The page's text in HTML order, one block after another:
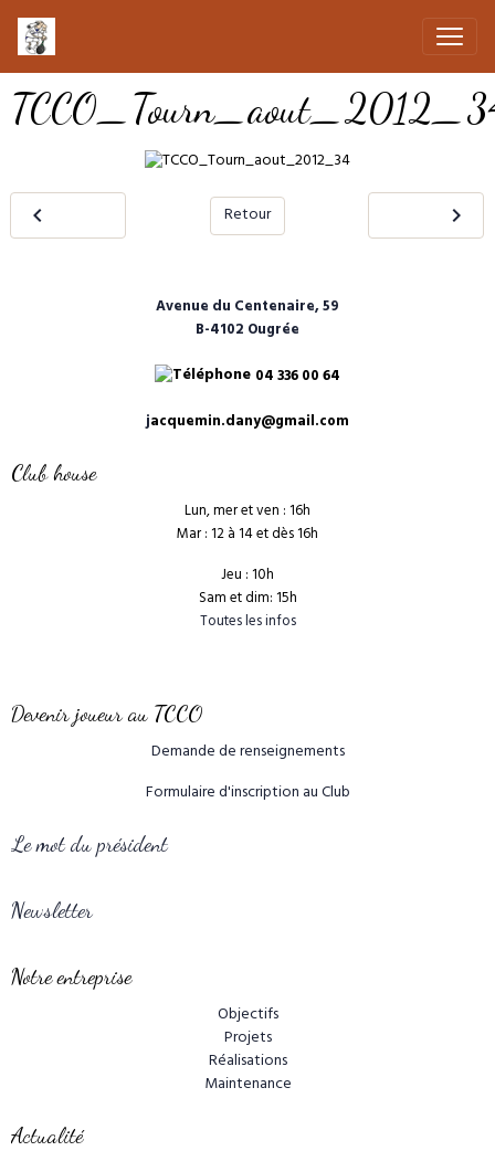
Retour
Avenue du Centenaire, 59
B-4102 Ougrée
04 336 00 64
jacquemin.dany@gmail.com
Club house
Lun, mer et ven : 16h
Mar : 12 à 14 et dès 16h
Jeu : 10h
Sam et dim: 15h
Toutes les infos
Devenir joueur au TCCO
Demande de renseignements
Formulaire d'inscription au Club
Le mot du président
Newsletter
Notre entreprise
Objectifs
Projets
Réalisations
Maintenance
Actualité